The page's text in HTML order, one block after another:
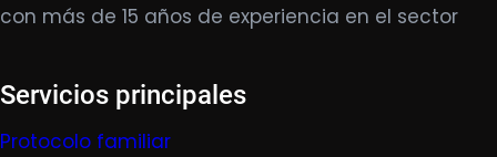
con más de 15 años de experiencia en el sector
Servicios principales
Protocolo familiar